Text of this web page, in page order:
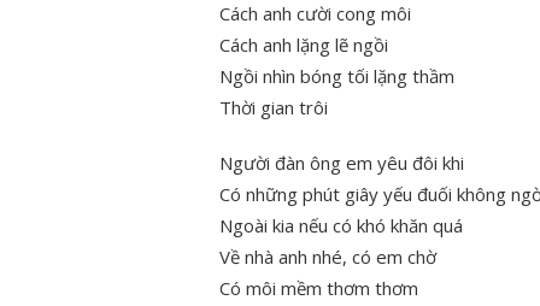
Cách anh cười cong môi
Cách anh lặng lẽ ngồi
Ngồi nhìn bóng tối lặng thầm
Thời gian trôi
Người đàn ông em yêu đôi khi
Có những phút giây yếu đuối không
Ngoài kia nếu có khó khăn quá
Về nhà anh nhé, có em chờ
Có môi mềm thơm thơm